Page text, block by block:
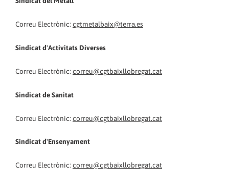
Correu Electrònic: cgtmetalbaix@terra.es
Sindicat d'Activitats Diverses
Correu Electrònic: correu@cgtbaixllobregat.cat
Sindicat de Sanitat
Correu Electrònic: correu@cgtbaixllobregat.cat
Sindicat d'Ensenyament
Correu Electrònic: correu@cgtbaixllobregat.cat